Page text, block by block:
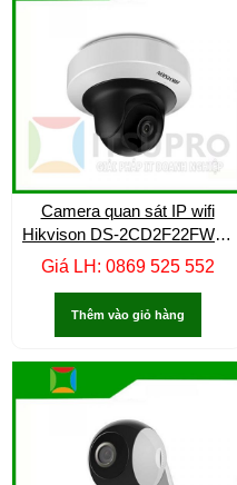
Camera quan sát IP wifi
Hikvison DS-2CD2F22FWD-
IWS –
Giá LH: 0869 525 552
Thêm vào giỏ hàng